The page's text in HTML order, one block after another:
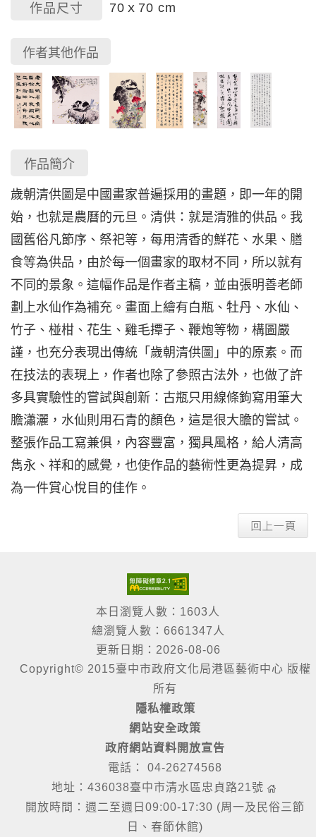
作品尺寸 70ｘ70 cm
作者其他作品
作品簡介
歲朝清供圖是中國畫家普遍採用的畫題，即一年的開
始，也就是農曆的元旦。清供：就是清雅的供品。我
國舊俗凡節序、祭祀等，每用清香的鮮花、水果、膳
食等為供品，由於每一個畫家的取材不同，所以就有
不同的景象。這幅作品是作者主稿，並由張明善老師
劃上水仙作為補充。畫面上繪有白瓶、牡丹、水仙、
竹子、椪柑、花生、雞毛撢子、鞭炮等物，構圖嚴
謹，也充分表現出傳統「歲朝清供圖」中的原素。而
在技法的表現上，作者也除了參照古法外，也做了許
多具實驗性的嘗試與創新：古瓶只用線條鉤寫用筆大
膽瀟灑，水仙則用石青的顏色，這是很大膽的嘗試。
整張作品工寫兼俱，內容豐富，獨具風格，給人清高
雋永、祥和的感覺，也使作品的藝術性更為提昇，成
為一件賞心悅目的佳作。
本日瀏覽人數：1603人
總瀏覽人數：6661347人
更新日期：2026-08-06
Copyright© 2015臺中市政府文化局港區藝術中心 版權
所有
隱私權政策
網站安全政策
政府網站資料開放宣告
電話： 04-26274568
地址：436038臺中市清水區忠貞路21號
開放時間：週二至週日09:00-17:30 (周一及民俗三節
日、春節休館)